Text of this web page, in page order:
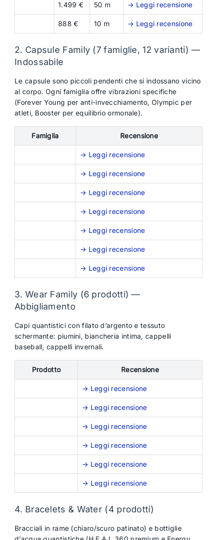
1.499 € 50 m → Leggi recensione
888 € 10 m → Leggi recensione
2. Capsule Family (7 famiglie, 12 varianti) —
Indossabile
Le capsule sono piccoli pendenti che si indossano vicino
al corpo. Ogni famiglia offre vibrazioni specifiche
(Forever Young per anti-invecchiamento, Olympic per
atleti, Booster per equilibrio ormonale).
Famiglia Recensione
→ Leggi recensione
→ Leggi recensione
→ Leggi recensione
→ Leggi recensione
→ Leggi recensione
→ Leggi recensione
→ Leggi recensione
3. Wear Family (6 prodotti) —
Abbigliamento
Capi quantistici con filato d’argento e tessuto
schermante: piumini, biancheria intima, cappelli
baseball, cappelli invernali.
Prodotto Recensione
→ Leggi recensione
→ Leggi recensione
→ Leggi recensione
→ Leggi recensione
→ Leggi recensione
→ Leggi recensione
4. Bracelets & Water (4 prodotti)
Bracciali in rame (chiaro/scuro patinato) e bottiglie